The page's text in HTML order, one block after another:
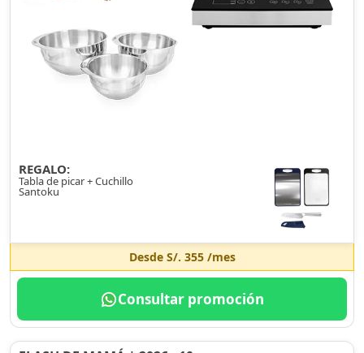
REGALO:
Tabla de picar + Cuchillo
Santoku
Desde S/. 355/mes
Consultar promoción